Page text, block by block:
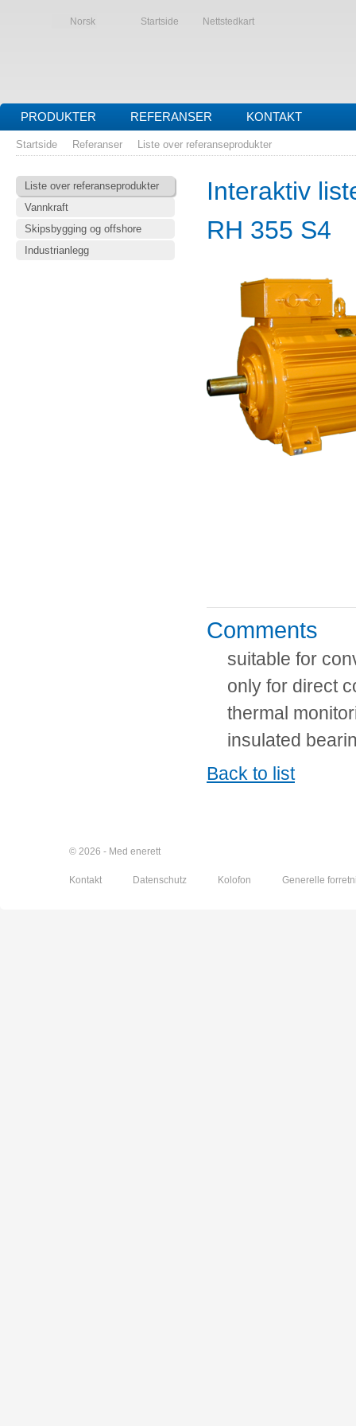
Norsk Startside Nettstedkart
PRODUKTER REFERANSER KONTAKT
Startside Referanser Liste over referanseprodukter
Liste over referanseprodukter
Vannkraft
Skipsbygging og offshore
Industrianlegg
Interaktiv
RH 355 S4
Comments
suitable for
only for direct
thermal
insulated
Back to list
© 2026 - Med enerett
Kontakt Datenschutz Kolofon Generelle